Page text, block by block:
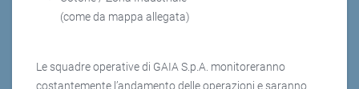
(come da mappa allegata)
Le squadre operative di GAIA S.p.A. monitoreranno
costantemente l’andamento delle operazioni e saranno